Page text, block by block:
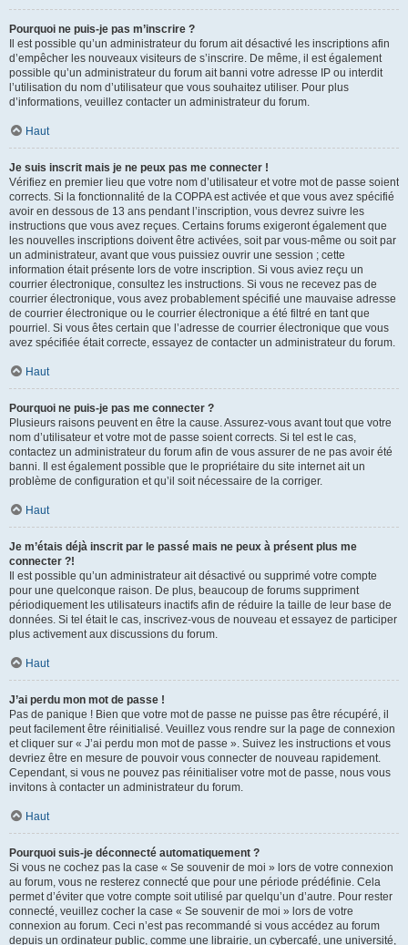
Pourquoi ne puis-je pas m’inscrire ?
Il est possible qu’un administrateur du forum ait désactivé les inscriptions afin
d’empêcher les nouveaux visiteurs de s’inscrire. De même, il est également
possible qu’un administrateur du forum ait banni votre adresse IP ou interdit
l’utilisation du nom d’utilisateur que vous souhaitez utiliser. Pour plus
d’informations, veuillez contacter un administrateur du forum.
Haut
Je suis inscrit mais je ne peux pas me connecter !
Vérifiez en premier lieu que votre nom d’utilisateur et votre mot de passe soient
corrects. Si la fonctionnalité de la COPPA est activée et que vous avez spécifié
avoir en dessous de 13 ans pendant l’inscription, vous devrez suivre les
instructions que vous avez reçues. Certains forums exigeront également que
les nouvelles inscriptions doivent être activées, soit par vous-même ou soit par
un administrateur, avant que vous puissiez ouvrir une session ; cette
information était présente lors de votre inscription. Si vous aviez reçu un
courrier électronique, consultez les instructions. Si vous ne recevez pas de
courrier électronique, vous avez probablement spécifié une mauvaise adresse
de courrier électronique ou le courrier électronique a été filtré en tant que
pourriel. Si vous êtes certain que l’adresse de courrier électronique que vous
avez spécifiée était correcte, essayez de contacter un administrateur du forum.
Haut
Pourquoi ne puis-je pas me connecter ?
Plusieurs raisons peuvent en être la cause. Assurez-vous avant tout que votre
nom d’utilisateur et votre mot de passe soient corrects. Si tel est le cas,
contactez un administrateur du forum afin de vous assurer de ne pas avoir été
banni. Il est également possible que le propriétaire du site internet ait un
problème de configuration et qu’il soit nécessaire de la corriger.
Haut
Je m’étais déjà inscrit par le passé mais ne peux à présent plus me
connecter ?!
Il est possible qu’un administrateur ait désactivé ou supprimé votre compte
pour une quelconque raison. De plus, beaucoup de forums suppriment
périodiquement les utilisateurs inactifs afin de réduire la taille de leur base de
données. Si tel était le cas, inscrivez-vous de nouveau et essayez de participer
plus activement aux discussions du forum.
Haut
J’ai perdu mon mot de passe !
Pas de panique ! Bien que votre mot de passe ne puisse pas être récupéré, il
peut facilement être réinitialisé. Veuillez vous rendre sur la page de connexion
et cliquer sur « J’ai perdu mon mot de passe ». Suivez les instructions et vous
devriez être en mesure de pouvoir vous connecter de nouveau rapidement.
Cependant, si vous ne pouvez pas réinitialiser votre mot de passe, nous vous
invitons à contacter un administrateur du forum.
Haut
Pourquoi suis-je déconnecté automatiquement ?
Si vous ne cochez pas la case « Se souvenir de moi » lors de votre connexion
au forum, vous ne resterez connecté que pour une période prédéfinie. Cela
permet d’éviter que votre compte soit utilisé par quelqu’un d’autre. Pour rester
connecté, veuillez cocher la case « Se souvenir de moi » lors de votre
connexion au forum. Ceci n’est pas recommandé si vous accédez au forum
depuis un ordinateur public, comme une librairie, un cybercafé, une université,